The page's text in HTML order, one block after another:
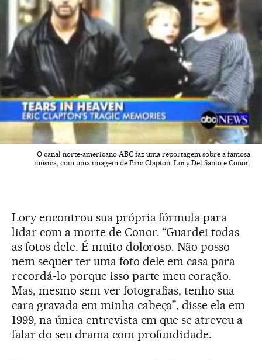
O canal norte-americano ABC faz uma reportagem sobre a famosa
música, com uma imagem de Eric Clapton, Lory Del Santo e Conor.
Lory encontrou sua própria fórmula para
lidar com a morte de Conor. “Guardei todas
as fotos dele. É muito doloroso. Não posso
nem sequer ter uma foto dele em casa para
recordá-lo porque isso parte meu coração.
Mas, mesmo sem ver fotografias, tenho sua
cara gravada em minha cabeça”, disse ela em
1999, na única entrevista em que se atreveu a
falar do seu drama com profundidade.